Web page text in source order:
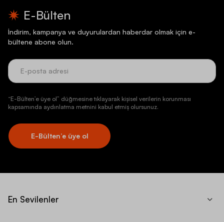
E-Bülten
İndirim, kampanya ve duyurulardan haberdar olmak için e-
bültene abone olun.
“E-Bülten’e üye ol” düğmesine tıklayarak kişisel verilerin korunması
kapsamında aydınlatma metnini kabul etmiş olursunuz.
E-Bülten’e üye ol
En Sevilenler